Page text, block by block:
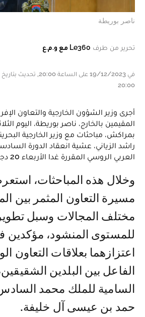
ناصر بوريطة
تحرير من طرف Le360 مع و.م.ع
20:00
أجرى وزير الشؤون الخارجية والتعاون
بمراكش، مباحثات مع وزير الخارجية
راشد الزياني، عشية انعقاد الدورة
العربي الروسي المقررة غدا الأربعاء 20 دجنبر 2023.
وخلال هذه المباحثات، استعرض الوزيران
مسيرة التعاون المثمر بين
مختلف المجالات وسبل
للمستوى المنشود، مؤكدين
اعتزازهما بعلاقات التعاون
الفاعل بين البلدين
السامية للملك محمد
حمد بن عيسى آل خليفة.